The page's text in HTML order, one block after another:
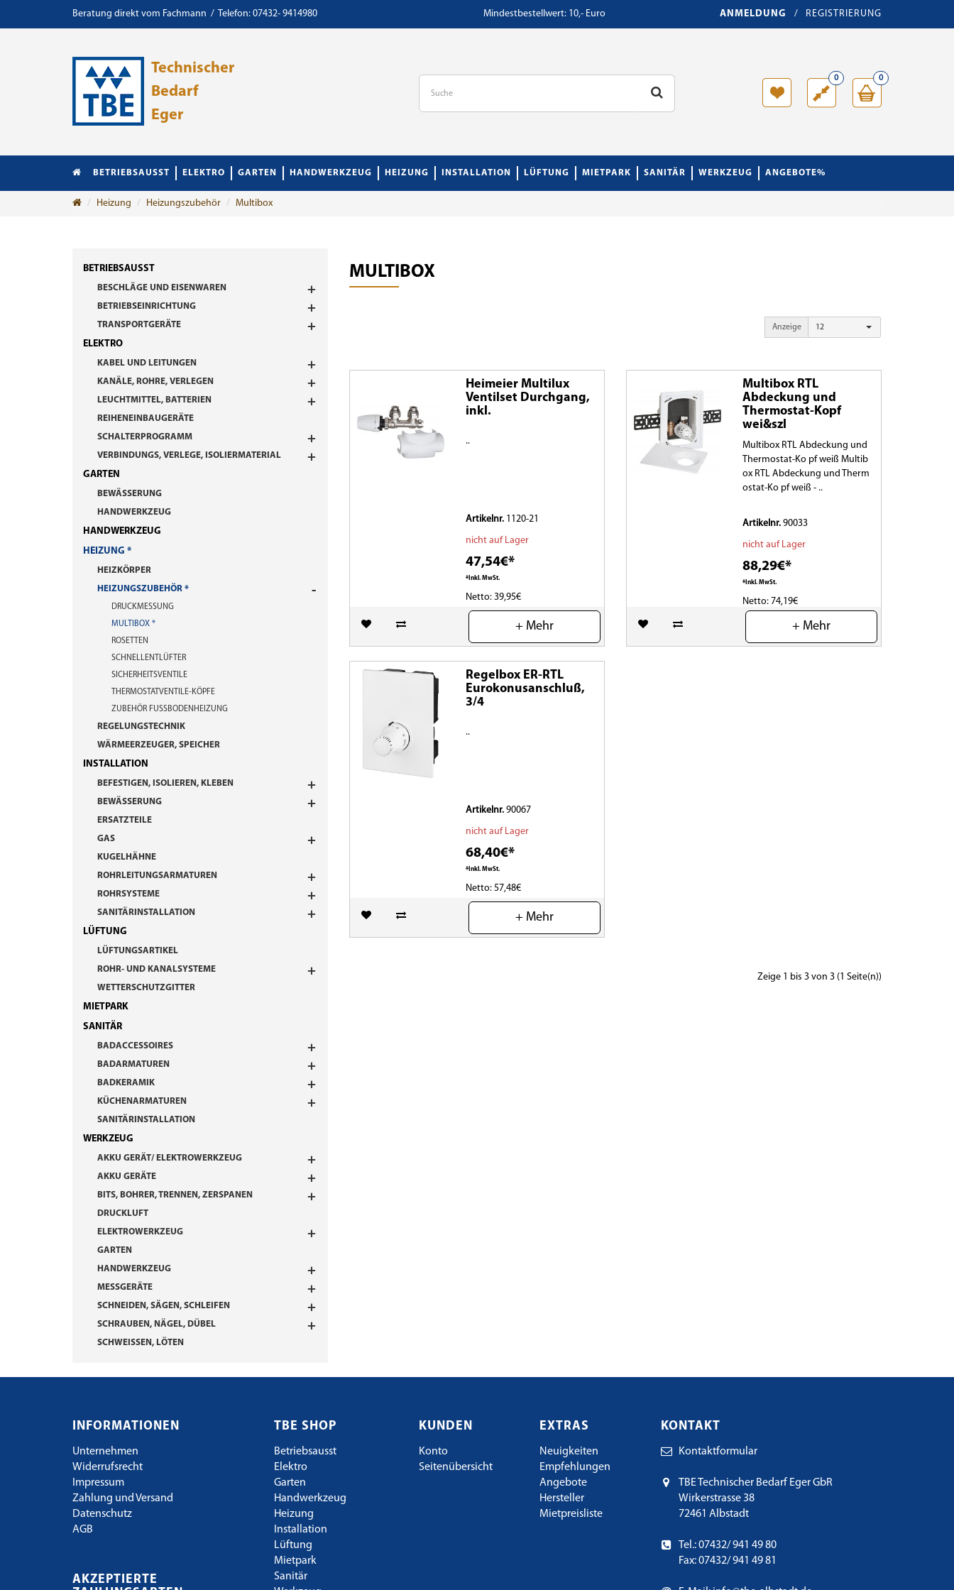
Beratung direkt vom Fachmann / Telefon: 07432- 9414980 Mindestbestellwert: 10,- Euro ANMELDUNG / REGISTRIERUNG
Technischer
Bedarf
Eger
0
0
BETRIEBSAUSST ELEKTRO GARTEN HANDWERKZEUG HEIZUNG INSTALLATION LÜFTUNG MIETPARK SANITÄR WERKZEUG ANGEBOTE%
Heizung Heizungszubehör Multibox
BETRIEBSAUSST
BESCHLÄGE UND EISENWAREN
BETRIEBSEINRICHTUNG
TRANSPORTGERÄTE
ELEKTRO
KABEL UND LEITUNGEN
KANÄLE, ROHRE, VERLEGEN
LEUCHTMITTEL, BATTERIEN
REIHENEINBAUGERÄTE
SCHALTERPROGRAMM
VERBINDUNGS, VERLEGE, ISOLIERMATERIAL
GARTEN
BEWÄSSERUNG
HANDWERKZEUG
HANDWERKZEUG
HEIZUNG
HEIZKÖRPER
HEIZUNGSZUBEHÖR
DRUCKMESSUNG
MULTIBOX
ROSETTEN
SCHNELLENTLÜFTER
SICHERHEITSVENTILE
THERMOSTATVENTILE-KÖPFE
ZUBEHÖR FUSSBODENHEIZUNG
REGELUNGSTECHNIK
WÄRMEERZEUGER, SPEICHER
INSTALLATION
BEFESTIGEN, ISOLIEREN, KLEBEN
BEWÄSSERUNG
ERSATZTEILE
GAS
KUGELHÄHNE
ROHRLEITUNGSARMATUREN
ROHRSYSTEME
SANITÄRINSTALLATION
LÜFTUNG
LÜFTUNGSARTIKEL
ROHR- UND KANALSYSTEME
WETTERSCHUTZGITTER
MIETPARK
SANITÄR
BADACCESSOIRES
BADARMATUREN
BADKERAMIK
KÜCHENARMATUREN
SANITÄRINSTALLATION
WERKZEUG
AKKU GERÄT/ ELEKTROWERKZEUG
AKKU GERÄTE
BITS, BOHRER, TRENNEN, ZERSPANEN
DRUCKLUFT
ELEKTROWERKZEUG
GARTEN
HANDWERKZEUG
MESSGERÄTE
SCHNEIDEN, SÄGEN, SCHLEIFEN
SCHRAUBEN, NÄGEL, DÜBEL
SCHWEISSEN, LÖTEN
MULTIBOX
Anzeige 12
Heimeier Multilux
Ventilset Durchgang,
inkl.
..
Artikelnr. 1120-21
nicht auf Lager
47,54€*
*Inkl. MwSt.
Netto: 39,95€
(0)
+ Mehr
Multibox RTL
Abdeckung und
Thermostat-Kopf
wei&szl
Multibox RTL Abdeckung und
Thermostat-Ko pf weiß Multib
ox RTL Abdeckung und Therm
ostat-Ko pf weiß - ..
Artikelnr. 90033
nicht auf Lager
88,29€*
*Inkl. MwSt.
Netto: 74,19€
(0)
+ Mehr
Regelbox ER-RTL
Eurokonusanschluß,
3/4
..
Artikelnr. 90067
nicht auf Lager
68,40€*
*Inkl. MwSt.
Netto: 57,48€
(0)
+ Mehr
Zeige 1 bis 3 von 3 (1 Seite(n))
INFORMATIONEN
Unternehmen
Widerrufsrecht
Impressum
Zahlung und Versand
Datenschutz
AGB
AKZEPTIERTE
TBE SHOP
Betriebsausst
Elektro
Garten
Handwerkzeug
Heizung
Installation
Lüftung
Mietpark
Sanitär
KUNDEN
Konto
Seitenübersicht
EXTRAS
Neuigkeiten
Empfehlungen
Angebote
Hersteller
Mietpreisliste
KONTAKT
Kontaktformular
TBE Technischer Bedarf Eger GbR
Wirkerstrasse 38
72461 Albstadt
Tel.: 07432/ 941 49 80
Fax: 07432/ 941 49 81